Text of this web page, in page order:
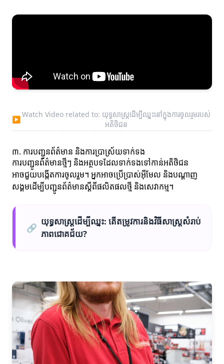
▶
Watch Video related to: យុទ្ធសាស្ត្រដើម្បីឈ្នះនៅក្នុងការចូលរួមរបស់
អតិថិជន
៣. ការបញ្ជូនព័ត៌មាន និងការប្រាស្រ័យទាក់ទង
ការបញ្ជូនព័ត៌មានថ្មីៗ និងអត្ថបទដែលទាក់ទងទៅកាន់អតិថិជន
អាចជួយបង្កើតការចូលរួម។ អ្នកអាចប្រើប្រាស់អ៊ីមែល និងបណ្ដាញ
សង្គមដើម្បីបញ្ជូនព័ត៌មានស្តីពីផលិតផលថ្មី និងសេវាកម្ម។
🔗
យុទ្ធសាស្ត្រដើម្បីឈ្នះ: តើតម្រូវការនិងវិធីសាស្ត្រសំរាប់
ភាពជោគជ័យ?